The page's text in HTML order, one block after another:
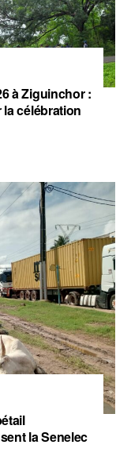
à Ziguinchor :
célébration
la Senelec